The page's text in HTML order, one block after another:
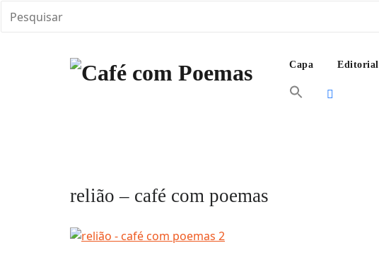
Capa Editorial
relião – café com poemas